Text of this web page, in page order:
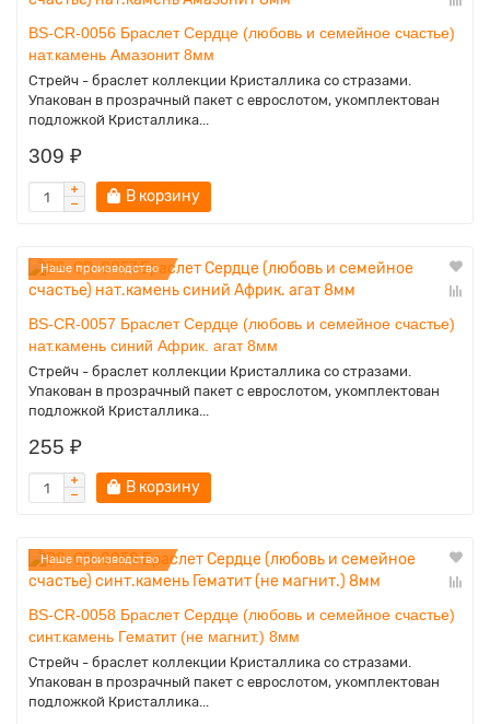
BS-CR-0056 Браслет Сердце (любовь и семейное счастье)
нат.камень Амазонит 8мм
Стрейч - браслет коллекции Кристаллика со стразами.
Упакован в прозрачный пакет с еврослотом, укомплектован
подложкой Кристаллика...
309 ₽
В корзину
Наше производство
BS-CR-0057 Браслет Сердце (любовь и семейное счастье)
нат.камень синий Африк. агат 8мм
Стрейч - браслет коллекции Кристаллика со стразами.
Упакован в прозрачный пакет с еврослотом, укомплектован
подложкой Кристаллика...
255 ₽
В корзину
Наше производство
BS-CR-0058 Браслет Сердце (любовь и семейное счастье)
синт.камень Гематит (не магнит.) 8мм
Стрейч - браслет коллекции Кристаллика со стразами.
Упакован в прозрачный пакет с еврослотом, укомплектован
подложкой Кристаллика...